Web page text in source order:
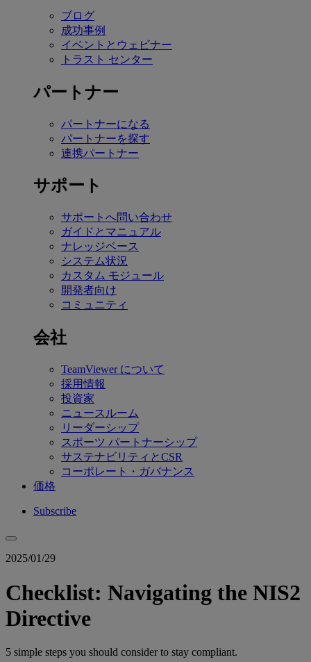
ブログ
成功事例
イベントとウェビナー
トラスト センター
パートナー
パートナーになる
パートナーを探す
連携パートナー
サポート
サポートへ問い合わせ
ガイドとマニュアル
ナレッジベース
システム状況
カスタム モジュール
開発者向け
コミュニティ
会社
TeamViewer について
採用情報
投資家
ニュースルーム
リーダーシップ
スポーツ パートナーシップ
サステナビリティとCSR
コーポレート・ガバナンス
価格
Subscribe
2025/01/29
Checklist: Navigating the NIS2
Directive
5 simple steps you should consider to stay compliant.